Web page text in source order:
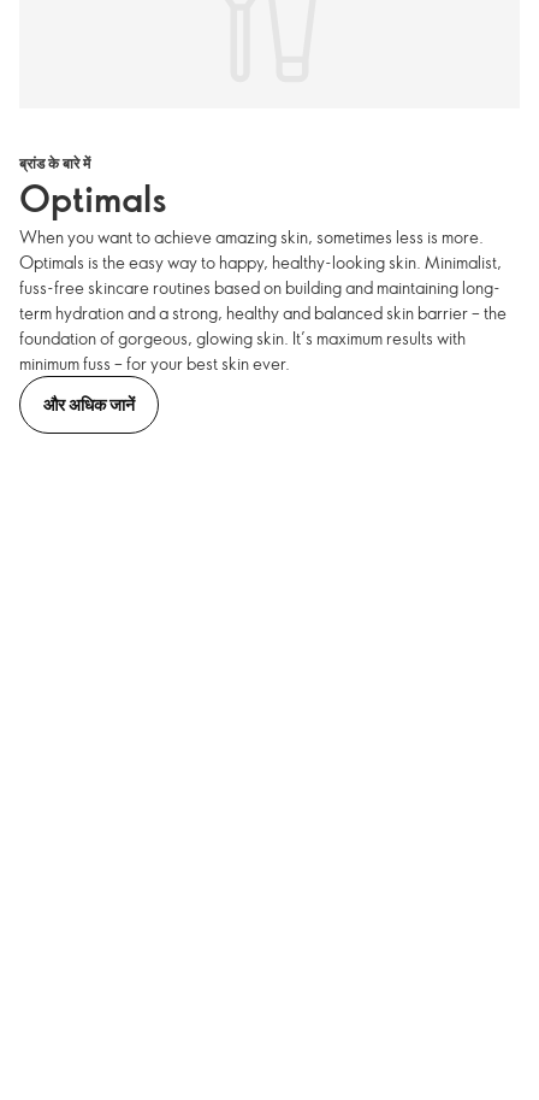
ब्रांड के बारे में
Optimals
When you want to achieve amazing skin, sometimes less is more.
Optimals is the easy way to happy, healthy-looking skin. Minimalist,
fuss-free skincare routines based on building and maintaining long-
term hydration and a strong, healthy and balanced skin barrier – the
foundation of gorgeous, glowing skin. It’s maximum results with
minimum fuss – for your best skin ever.
और अधिक जानें